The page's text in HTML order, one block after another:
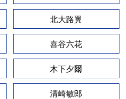
北大路翼
喜谷六花
木下夕爾
清崎敏郎